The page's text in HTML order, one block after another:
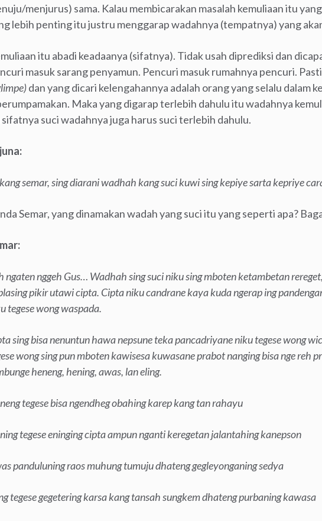
menjurus) sama. Kalau membicarakan masalah kemuliaan itu
lebih penting itu justru menggarap wadahnya (tempatnya) yang
itu abadi keadaanya (sifatnya). Tidak usah diprediksi dan
masuk sarang penyamun. Pencuri masuk rumahnya pencuri.
dan yang dicari kelengahannya adalah orang yang selalu dalam
Maka yang digarap terlebih dahulu itu wadahnya
suci wadahnya juga harus suci terlebih dahulu.
semar, sing diarani wadhah kang suci kuwi sing kepiye sarta kepriye
Semar, yang dinamakan wadah yang suci itu yang seperti apa?
ngaten nggeh Gus… Wadhah sing suci niku sing mboten ketambetan
pikir utawi cipta. Cipta niku candrane kaya kuda ngerap ing
tegese wong waspada.
sing bisa nenuntun hawa nepsune teka pancadriyane niku tegese wong
wong sing pun mboten kawisesa kuwasane prabot nanging bisa nge reh
heneng, hening, awas, lan eling.
tegese bisa ngendheg obahing karep kang tan rahayu
tegese eninging cipta ampun nganti keregetan jalantahing kanepson
panduluning raos muhung tumuju dhateng gegleyonganing sedya
tegese gegetering karsa kang tansah sungkem dhateng purbaning kawasa